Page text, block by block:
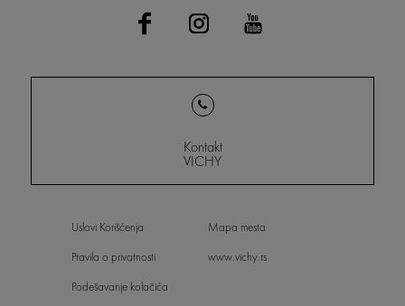
Kontakt
VICHY
Uslovi Korišćenja
Pravila o privatnosti
Podešavanje kolačića
Mapa mesta
www.vichy.rs